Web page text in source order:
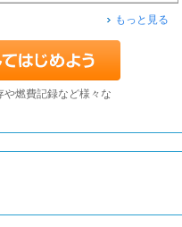
もっと見る
や燃費記録など様々な